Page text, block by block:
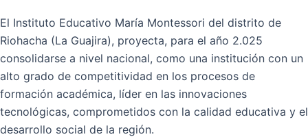
El Instituto Educativo María Montessori del distrito de
Riohacha (La Guajira), proyecta, para el año 2.025
consolidarse a nivel nacional, como una institución con un
alto grado de competitividad en los procesos de
formación académica, líder en las innovaciones
tecnológicas, comprometidos con la calidad educativa y el
desarrollo social de la región.